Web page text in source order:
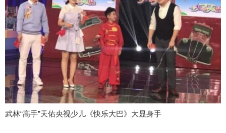
武林“高手”天佑央视少儿《快乐大巴》大显身手